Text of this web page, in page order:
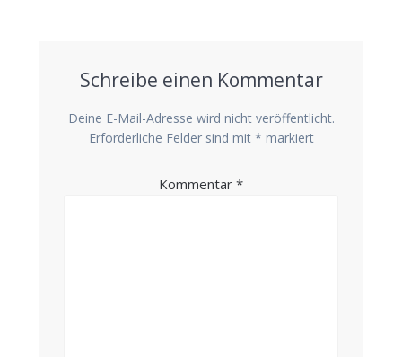
Schreibe einen Kommentar
Deine E-Mail-Adresse wird nicht veröffentlicht.
Erforderliche Felder sind mit * markiert
Kommentar *